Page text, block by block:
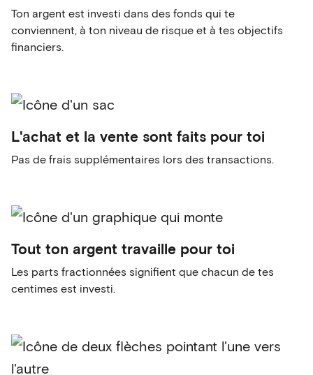
Ton argent est investi dans des fonds qui te
conviennent, à ton niveau de risque et à tes objectifs
financiers.
L'achat et la vente sont faits pour toi
Pas de frais supplémentaires lors des transactions.
Tout ton argent travaille pour toi
Les parts fractionnées signifient que chacun de tes
centimes est investi.